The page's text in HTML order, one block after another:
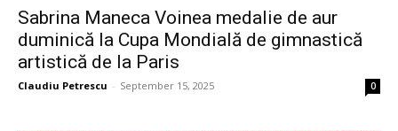
Sabrina Maneca Voinea medalie de aur
duminică la Cupa Mondială de gimnastică
artistică de la Paris
Claudiu Petrescu - September 15, 2025 0